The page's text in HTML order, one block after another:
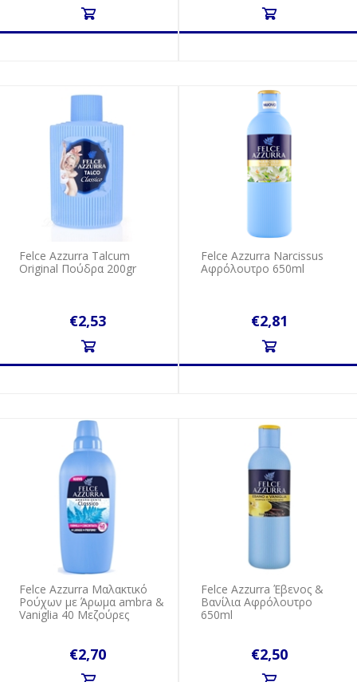
Felce Azzurra Talcum
Original Πούδρα 200gr
€2,53
Felce Azzurra Narcissus
Αφρόλουτρο 650ml
€2,81
Felce Azzurra Μαλακτικό
Ρούχων με Άρωμα ambra &
Vaniglia 40 Μεζούρες
€2,70
Felce Azzurra Έβενος &
Βανίλια Αφρόλουτρο
650ml
€2,50